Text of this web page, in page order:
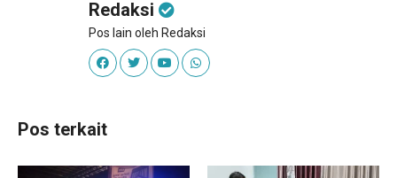
Redaksi
Pos lain oleh Redaksi
Pos terkait